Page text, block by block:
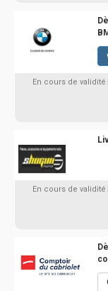
En cours de validité
En cours de validité